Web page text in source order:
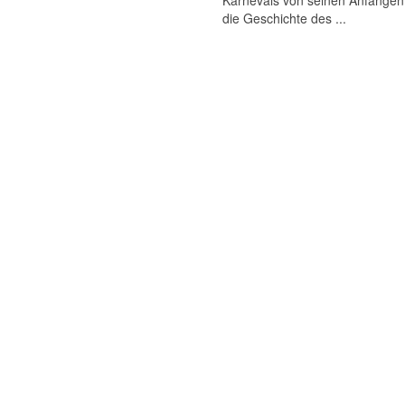
die Geschichte des ...